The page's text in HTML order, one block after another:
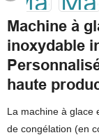
Machine à
inoxydable
haute
La machine à glace
de congélation (en